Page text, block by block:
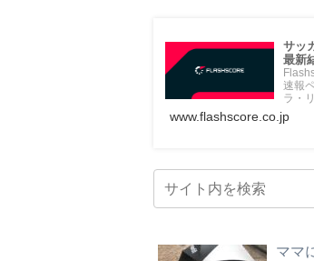
サッ
最新
速報
ラ・
www.flashscore.co.jp
ママ